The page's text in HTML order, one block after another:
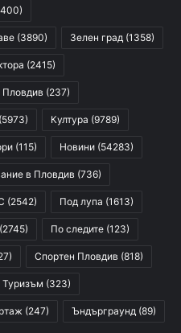
(3890) Зелен град (1358)
(2415)
(237)
(5973) Култура (9789)
(115) Новини (54283)
в Пловдив (736)
(2542) Под лупа (1613)
(2745) По следите (123)
Спортен Пловдив (818)
Туризъм (323)
(247) Ъндърграунд (89)